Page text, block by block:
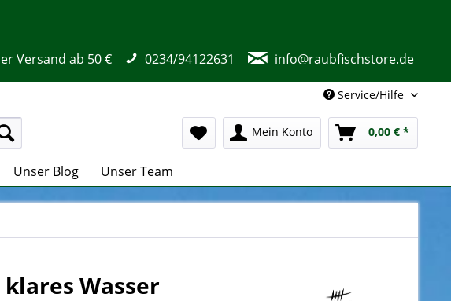
Versand ab 50 € 0234/94122631 info@raubfischstore.de
Service/Hilfe
Mein Konto 0,00 € *
Unser Blog Unser Team
Wasser